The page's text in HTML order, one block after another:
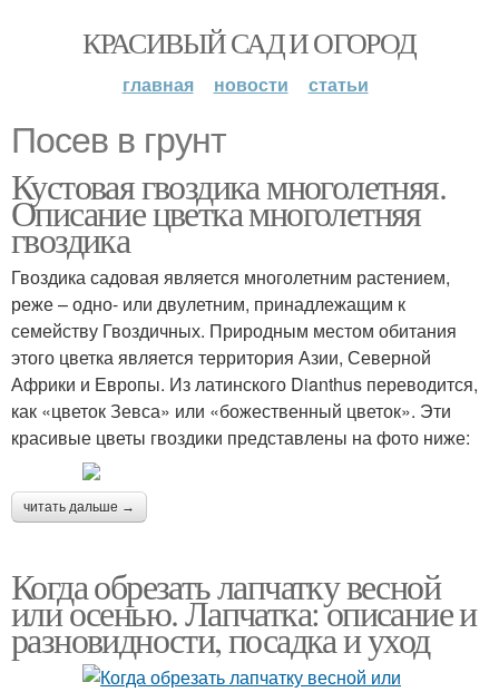
КРАСИВЫЙ САД И ОГОРОД
главная новости статьи
Посев в грунт
Кустовая гвоздика многолетняя.
Описание цветка многолетняя
гвоздика
Гвоздика садовая является многолетним растением,
реже – одно- или двулетним, принадлежащим к
семейству Гвоздичных. Природным местом обитания
этого цветка является территория Азии, Северной
Африки и Европы. Из латинского Dianthus переводится,
как «цветок Зевса» или «божественный цветок». Эти
красивые цветы гвоздики представлены на фото ниже:
читать дальше →
Когда обрезать лапчатку весной
или осенью. Лапчатка: описание и
разновидности, посадка и уход